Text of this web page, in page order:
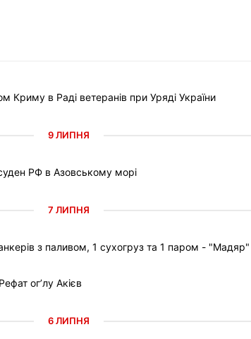
Криму в Раді ветеранів при Уряді України
9 ЛИПНЯ
суден РФ в Азовському морі
7 ЛИПНЯ
з паливом, 1 сухогруз та 1 паром - "Мадяр"
огʼлу Акієв
6 ЛИПНЯ